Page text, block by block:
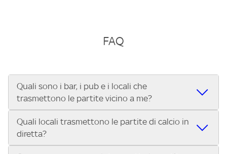
FAQ
Quali sono i bar, i pub e i locali che
trasmettono le partite vicino a me?
Se cerchi un bar, pub, ristorante o locale vicino a te per
vedere le partite di Serie A ENILIVE, la Serie C Sky Wifi, la
UEFA Champions League, la UEFA Europa League, la UEFA
Quali locali trasmettono le partite di calcio in
diretta?